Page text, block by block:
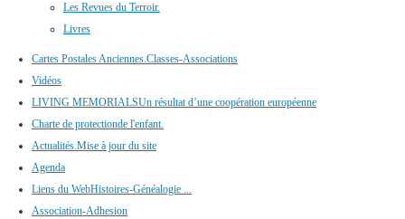
Les Revues du Terroir.
Livres
Cartes Postales Anciennes.Classes-Associations
Vidéos
LIVING MEMORIALSUn résultat d’une coopération européenne
Charte de protectionde l'enfant.
Actualités.Mise à jour du site
Agenda
Liens du WebHistoires-Généalogie ...
Association-Adhesion